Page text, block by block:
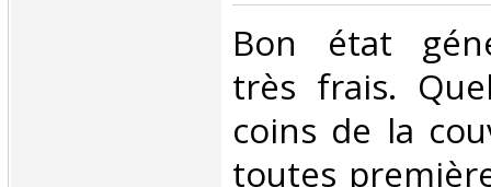
‎Bon état
très frais.
coins de la
toutes